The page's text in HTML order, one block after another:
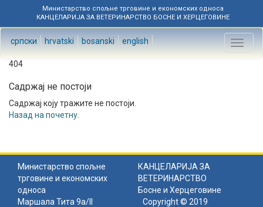
Министарство спољне трговине и економских односа
КАНЦЕЛАРИЈА ЗА ВЕТЕРИНАРСТВО БОСНЕ И ХЕРЦЕГОВИНЕ
српски hrvatski bosanski english
Toggle
404
Садржај не постоји
Садржај коју тражите не постоји.
Назад на почетну
Министарство спољне
трговине и економских
односа
КАНЦЕЛАРИЈА ЗА
ВЕТЕРИНАРСТВО
Босне и Херцеговине
Маршала Тита 9а/II
Copyright © 2019